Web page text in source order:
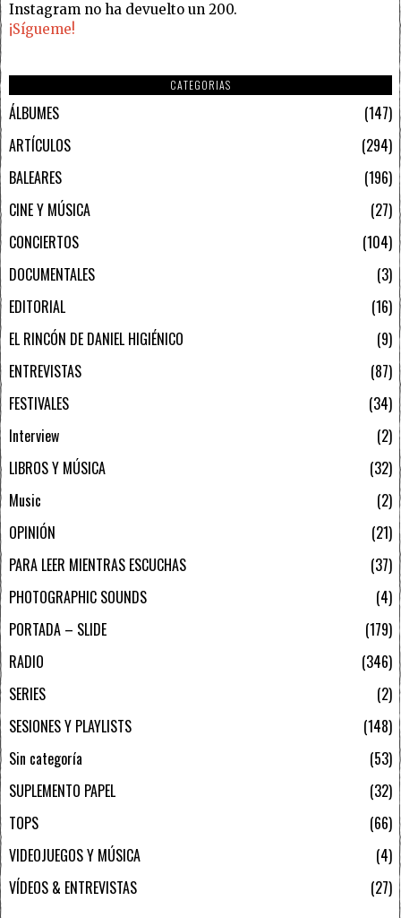
Instagram no ha devuelto un 200.
¡Sígueme!
CATEGORIAS
ÁLBUMES
147
ARTÍCULOS
294
BALEARES
196
CINE Y MÚSICA
27
CONCIERTOS
104
DOCUMENTALES
3
EDITORIAL
16
EL RINCÓN DE DANIEL HIGIÉNICO
9
ENTREVISTAS
87
FESTIVALES
34
Interview
2
LIBROS Y MÚSICA
32
Music
2
OPINIÓN
21
PARA LEER MIENTRAS ESCUCHAS
37
PHOTOGRAPHIC SOUNDS
4
PORTADA – SLIDE
179
RADIO
346
SERIES
2
SESIONES Y PLAYLISTS
148
Sin categoría
53
SUPLEMENTO PAPEL
32
TOPS
66
VIDEOJUEGOS Y MÚSICA
4
VÍDEOS & ENTREVISTAS
27